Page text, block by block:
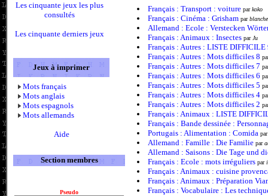
Les cinquante jeux les plus
consultés
Les cinquante derniers jeux
Jeux à imprimer
Mots français
Mots anglais
Mots espagnols
Mots allemands
Aide
Section membres
Pseudo
Français : Transport : voiture parkoko
Français : Cinéma : Grisham par
Allemand : Ecole : Verstecken
Français : Animaux : Insectes par Ju
Français : Autres : LISTE DIFFICILE
Français : Autres : Mots difficiles 8
Français : Autres : Mots difficiles 7
Français : Autres : Mots difficiles 6
Français : Autres : Mots difficiles 5
Français : Autres : Mots difficiles 4
Français : Autres : Mots difficiles 2
Français : Animaux : LISTE
Français : Bande dessinée :
Portugais : Alimentation : Comida
Allemand : Famille : Die Familie par
Allemand : Saisons : Die Tage und
Français : Ecole : mots irréguliers par
Français : Animaux : cuisine
Français : Animaux : Préparation
Français : Vocabulaire : Les